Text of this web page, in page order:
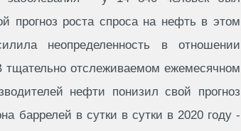
прогноз роста спроса на нефть в этом
неопределенность в отношении
тщательно отслеживаемом ежемесячном
нефти понизил свой прогноз
баррелей в сутки в сутки в 2020 году -